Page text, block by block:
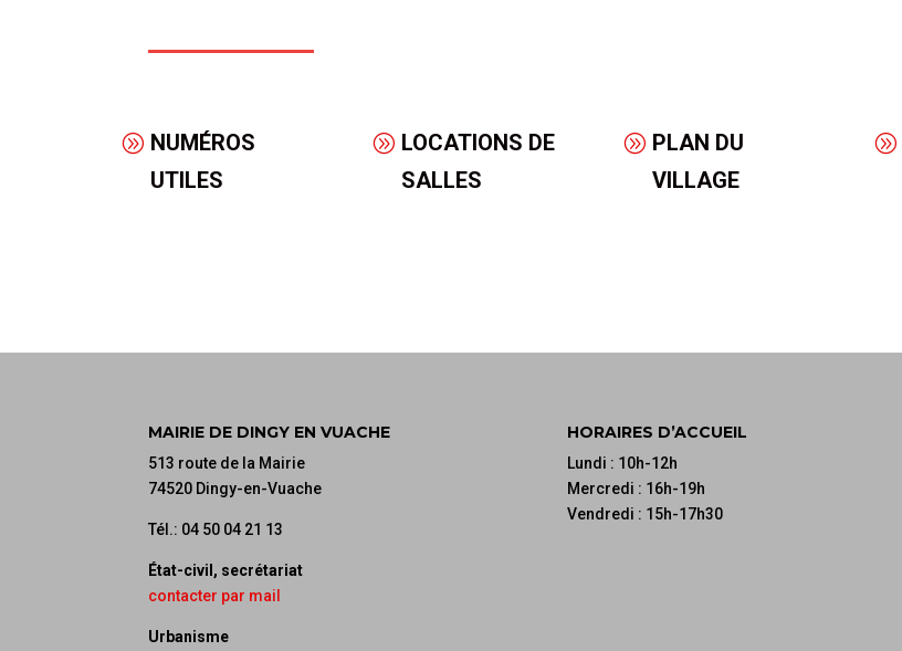
NUMÉROS
UTILES
LOCATIONS DE
SALLES
PLAN DU
VILLAGE
MAIRIE DE DINGY EN VUACHE
513 route de la Mairie
74520 Dingy-en-Vuache
Tél.: 04 50 04 21 13
État-civil, secrétariat
contacter par mail
Urbanisme
HORAIRES D’ACCUEIL
Lundi : 10h-12h
Mercredi : 16h-19h
Vendredi : 15h-17h30